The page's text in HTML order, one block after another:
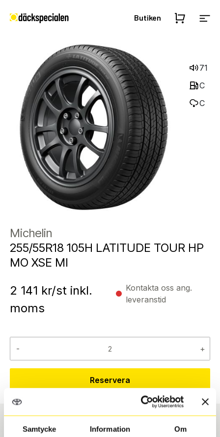
Samtycke Information Om
Butiken
71
C
C
Michelin
255/55R18 105H LATITUDE TOUR HP
MO XSE MI
2 141 kr/st inkl.
moms
Kontakta oss ang.
leveranstid
- +
Reservera
Däcktyp Däckstorlek